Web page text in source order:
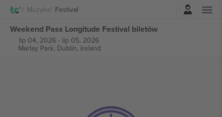
Muzyka Festival
Weekend Pass Longitude Festival biletów
lip 04, 2026- lip 05, 2026
Marlay Park, Dublin, Ireland